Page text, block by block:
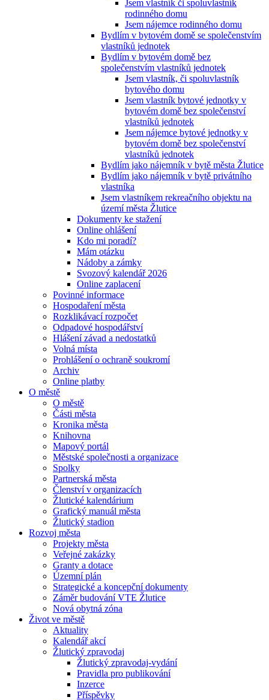
Jsem vlastník či spoluvlastník
rodinného domu
Jsem nájemce rodinného domu
Bydlím v bytovém domě se společenstvím
vlastníků jednotek
Bydlím v bytovém domě bez
společenstvím vlastníků jednotek
Jsem vlastník, či spoluvlastník
bytového domu
Jsem vlastník bytové jednotky v
bytovém domě bez společenství
vlastníků jednotek
Jsem nájemce bytové jednotky v
bytovém domě bez společenství
vlastníků jednotek
Bydlím jako nájemník v bytě města Žlutice
Bydlím jako nájemník v bytě privátního
vlastníka
Jsem vlastníkem rekreačního objektu na
území města Žlutice
Dokumenty ke stažení
Online ohlášení
Kdo mi poradí?
Mám otázku
Nádoby a zámky
Svozový kalendář 2026
Online zaplacení
Povinné informace
Hospodaření města
Rozklikávací rozpočet
Odpadové hospodářství
Hlášení závad a nedostatků
Volná místa
Prohlášení o ochraně soukromí
Archiv
Online platby
O městě
O městě
Části města
Kronika města
Knihovna
Mapový portál
Městské společnosti a organizace
Spolky
Partnerská města
Členství v organizacích
Žlutické kalendárium
Grafický manuál města
Žlutický stadion
Rozvoj města
Projekty města
Veřejné zakázky
Granty a dotace
Územní plán
Strategické a koncepční dokumenty
Záměr budování VTE Žlutice
Nová obytná zóna
Život ve městě
Aktuality
Kalendář akcí
Žlutický zpravodaj
Žlutický zpravodaj-vydání
Pravidla pro publikování
Inzerce
Příspěvky